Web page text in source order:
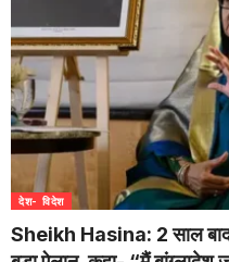
देश- विदेश
Sheikh Hasina: 2 साल